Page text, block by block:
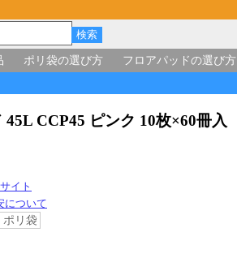
ポリ袋の選び方 フロアパッドの選び方
CCP45 ピンク 10枚×60冊入
イト
について
ポリ袋